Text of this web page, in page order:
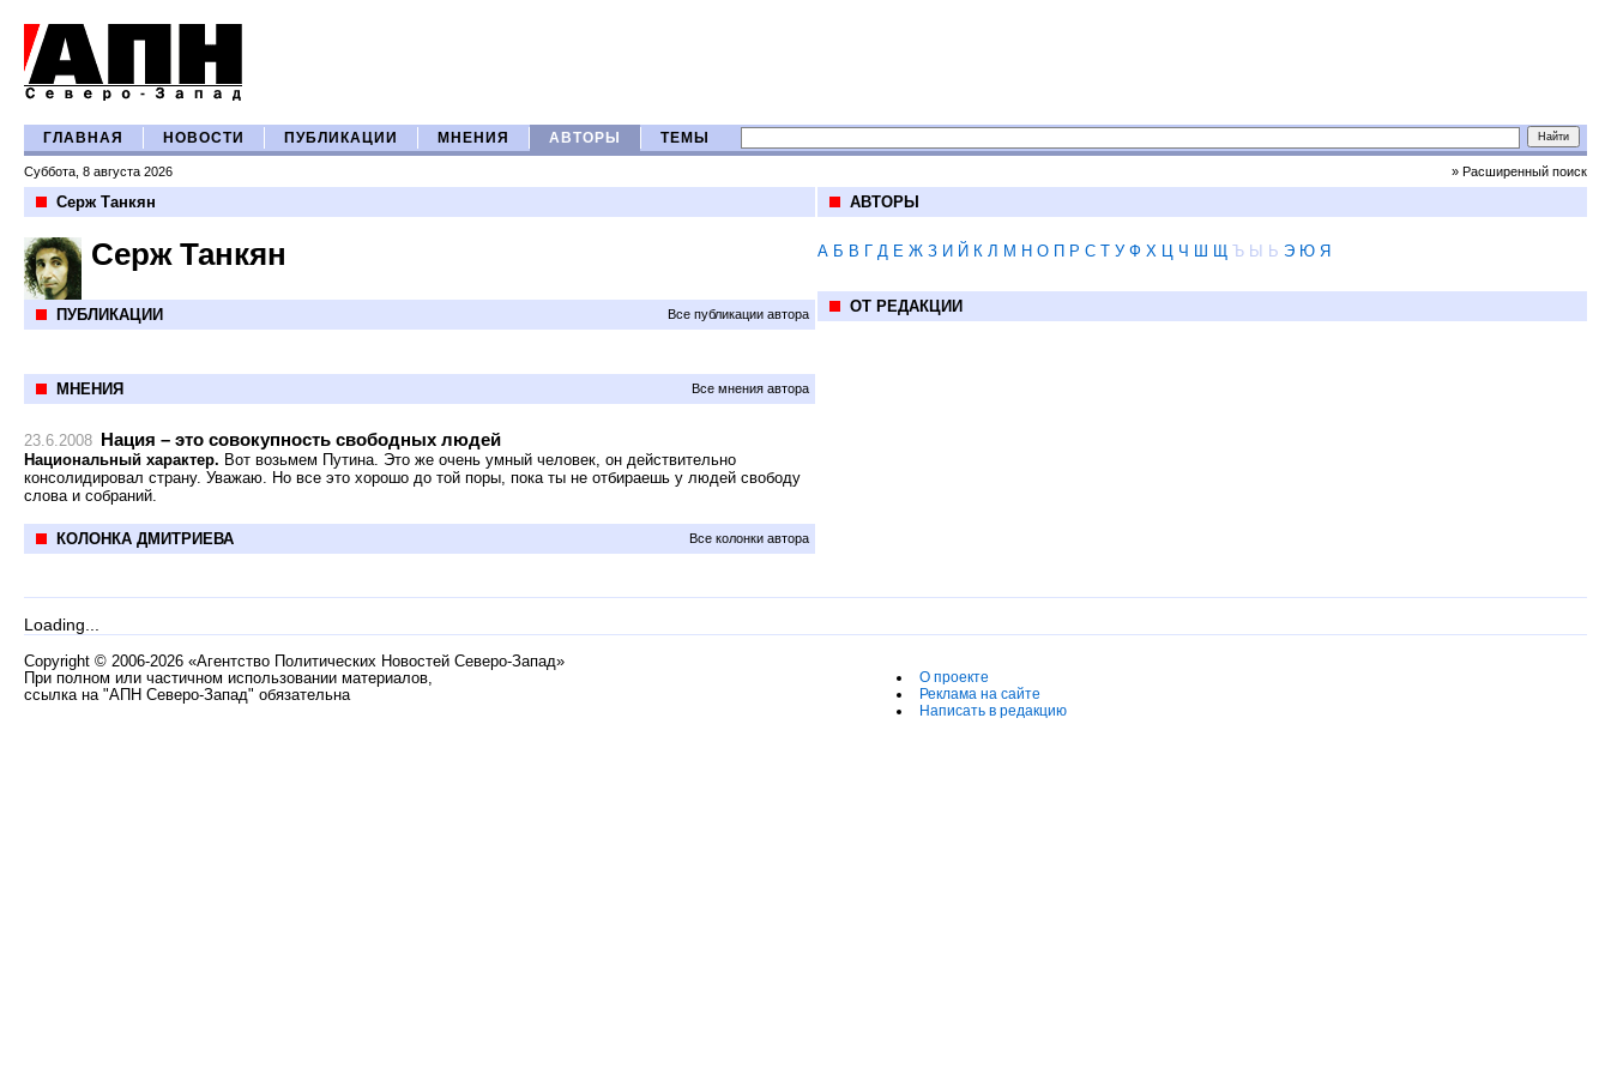
ГЛАВНАЯ НОВОСТИ ПУБЛИКАЦИИ МНЕНИЯ АВТОРЫ ТЕМЫ
Суббота, 8 августа 2026 » Расширенный поиск
Серж Танкян
Серж Танкян
ПУБЛИКАЦИИ Все публикации автора
МНЕНИЯ Все мнения автора
23.6.2008 Нация – это совокупность свободных людей
Национальный характер. Вот возьмем Путина. Это же очень умный человек, он действительно
консолидировал страну. Уважаю. Но все это хорошо до той поры, пока ты не отбираешь у людей свободу
слова и собраний.
КОЛОНКА ДМИТРИЕВА Все колонки автора
АВТОРЫ
А Б В Г Д Е Ж З И Й К Л М Н О П Р С Т У Ф Х Ц Ч Ш Щ Ъ Ы Ь Э Ю Я
ОТ РЕДАКЦИИ
Loading...
Copyright © 2006-2026 «Агентство Политических Новостей Северо-Запад»
При полном или частичном использовании материалов,
ссылка на "АПН Северо-Запад" обязательна
О проекте
Реклама на сайте
Написать в редакцию